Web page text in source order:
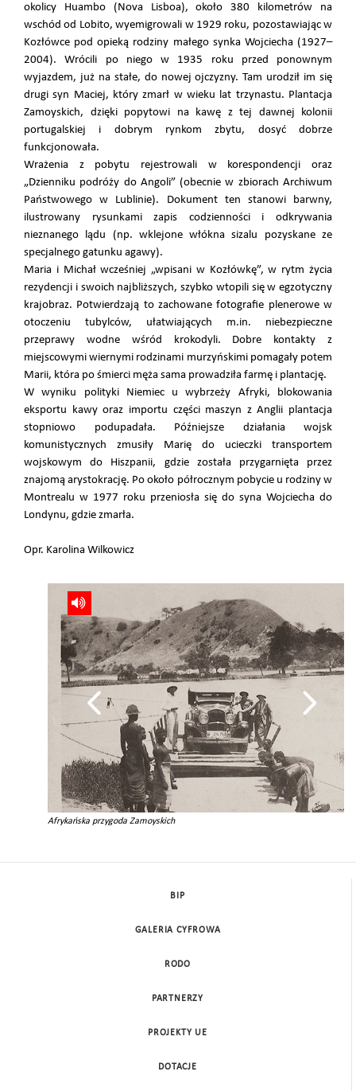
okolicy Huambo (Nova Lisboa), około 380 kilometrów na
wschód od Lobito, wyemigrowali w 1929 roku, pozostawiając w
Kozłówce pod opieką rodziny małego synka Wojciecha (1927–
2004). Wrócili po niego w 1935 roku przed ponownym
wyjazdem, już na stałe, do nowej ojczyzny. Tam urodził im się
drugi syn Maciej, który zmarł w wieku lat trzynastu. Plantacja
Zamoyskich, dzięki popytowi na kawę z tej dawnej kolonii
portugalskiej i dobrym rynkom zbytu, dosyć dobrze
funkcjonowała.
Wrażenia z pobytu rejestrowali w korespondencji oraz
„Dzienniku podróży do Angoli” (obecnie w zbiorach Archiwum
Państwowego w Lublinie). Dokument ten stanowi barwny,
ilustrowany rysunkami zapis codzienności i odkrywania
nieznanego lądu (np. wklejone włókna sizalu pozyskane ze
specjalnego gatunku agawy).
Maria i Michał wcześniej „wpisani w Kozłówkę”, w rytm życia
rezydencji i swoich najbliższych, szybko wtopili się w egzotyczny
krajobraz. Potwierdzają to zachowane fotografie plenerowe w
otoczeniu tubylców, ułatwiających m.in. niebezpieczne
przeprawy wodne wśród krokodyli. Dobre kontakty z
miejscowymi wiernymi rodzinami murzyńskimi pomagały potem
Marii, która po śmierci męża sama prowadziła farmę i plantację.
W wyniku polityki Niemiec u wybrzeży Afryki, blokowania
eksportu kawy oraz importu części maszyn z Anglii plantacja
stopniowo podupadała. Późniejsze działania wojsk
komunistycznych zmusiły Marię do ucieczki transportem
wojskowym do Hiszpanii, gdzie została przygarnięta przez
znajomą arystokrację. Po około półrocznym pobycie u rodziny w
Montrealu w 1977 roku przeniosła się do syna Wojciecha do
Londynu, gdzie zmarła.
Opr. Karolina Wilkowicz
Afrykańska przygoda Zamoyskich
BIP
GALERIA CYFROWA
RODO
PARTNERZY
PROJEKTY UE
DOTACJE